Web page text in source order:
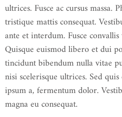
ultrices. Fusce ac cursus massa.
tristique mattis consequat.
ante et interdum. Fusce
Quisque euismod libero et dui
tincidunt bibendum nulla vitae
nisi scelerisque ultrices. Sed
ipsum a, fermentum dolor.
magna eu consequat.